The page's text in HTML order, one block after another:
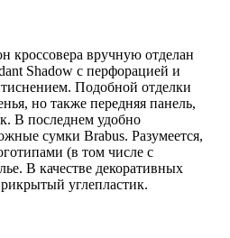
кроссовера вручную отделан
Shadow с перфорацией и
Подобной отделки
но также передняя панель,
В последнем удобно
сумки Brabus. Разумеется,
(в том числе с
В качестве декоративных
углепластик.